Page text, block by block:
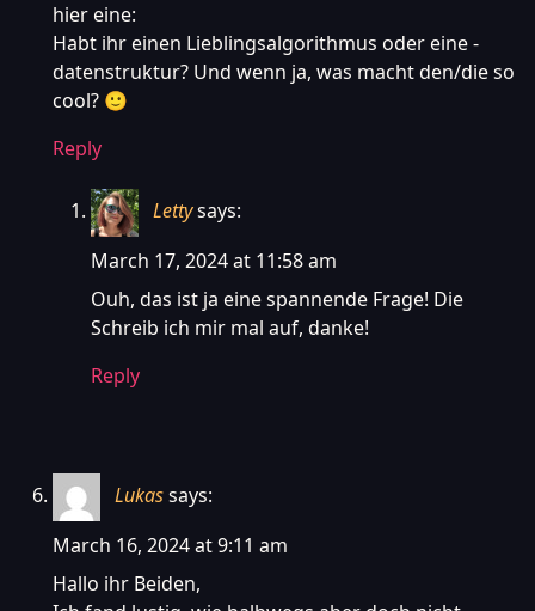
hier eine:
Habt ihr einen Lieblingsalgorithmus oder eine -
datenstruktur? Und wenn ja, was macht den/die so
cool? 🙂
Reply
Lettysays:
March 17, 2024 at 11:58 am
Ouh, das ist ja eine spannende Frage! Die
Schreib ich mir mal auf, danke!
Reply
Lukassays:
March 16, 2024 at 9:11 am
Hallo ihr Beiden,